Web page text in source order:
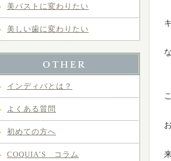
美バストに変わりたい
美しい歯に変わりたい
インディバとは？
よくある質問
初めての方へ
COQUIA’S コラム